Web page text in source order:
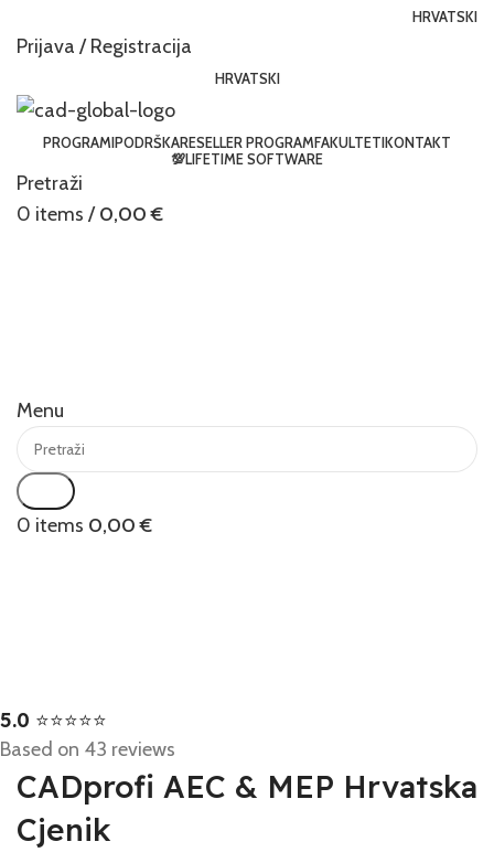
HRVATSKI
Prijava / Registracija
HRVATSKI
PROGRAMIPODRŠKARESELLER PROGRAMFAKULTETIKONTAKT
💯LIFETIME SOFTWARE
Pretraži
0 items / 0,00€
Menu
0 items 0,00€
5.0 ⭐⭐⭐⭐⭐
Based on 43 reviews
CADprofi AEC & MEP Hrvatska
Cjenik